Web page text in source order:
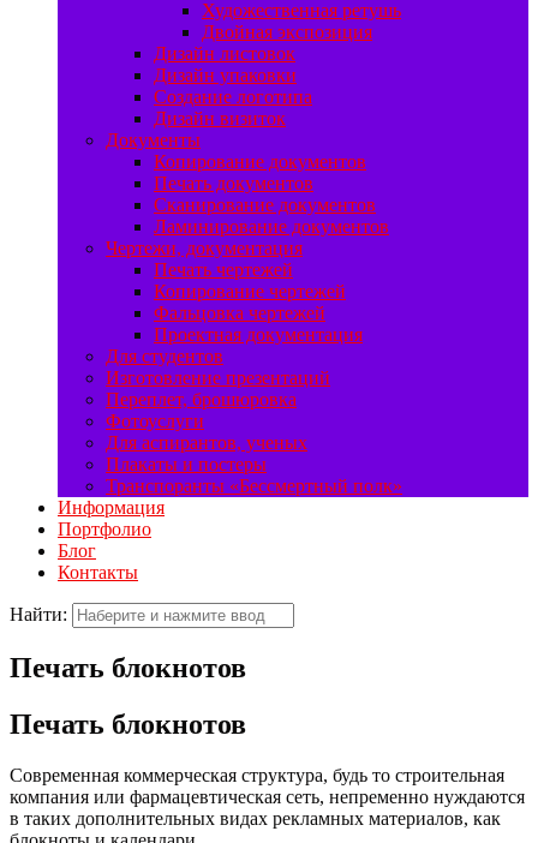
Художественная ретушь
Двойная экспозиция
Дизайн листовок
Дизайн упаковки
Создание логотипа
Дизайн визиток
Документы
Копирование документов
Печать документов
Сканирование документов
Ламинирование документов
Чертежи, документация
Печать чертежей
Копирование чертежей
Фальцовка чертежей
Проектная документация
Для студентов
Изготовление презентаций
Переплет, брошюровка
Фотоуслуги
Для аспирантов, ученых
Плакаты и постеры
Транспоранты «Бессмертный полк»
Информация
Портфолио
Блог
Контакты
Найти:
Печать блокнотов
Печать блокнотов
Современная коммерческая структура, будь то строительная
компания или фармацевтическая сеть, непременно нуждаются
в таких дополнительных видах рекламных материалов, как